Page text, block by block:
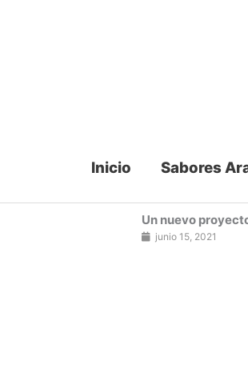
Inicio Sabores
Un nuevo
junio 15, 2021